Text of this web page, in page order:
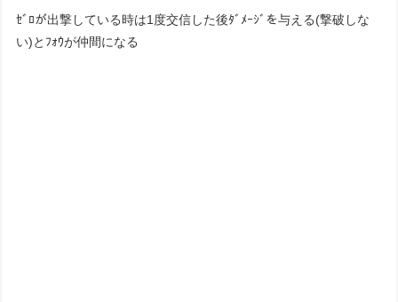
ｾﾞﾛが出撃している時は1度交信した後ﾀﾞﾒｰｼﾞを与える(撃破しな
い)とﾌｫｳが仲間になる